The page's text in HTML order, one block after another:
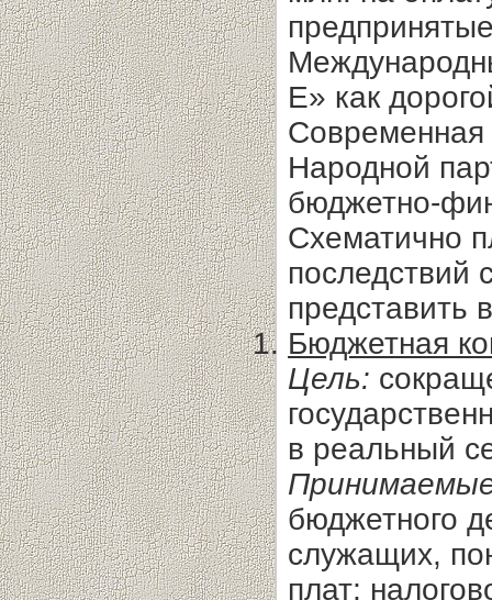
Е» как
Современная
Народной
бюджетно-
Схематично
последствий
представить
Бюджетная
Цель:
в реальный
бюджетного
служащих,
плат;